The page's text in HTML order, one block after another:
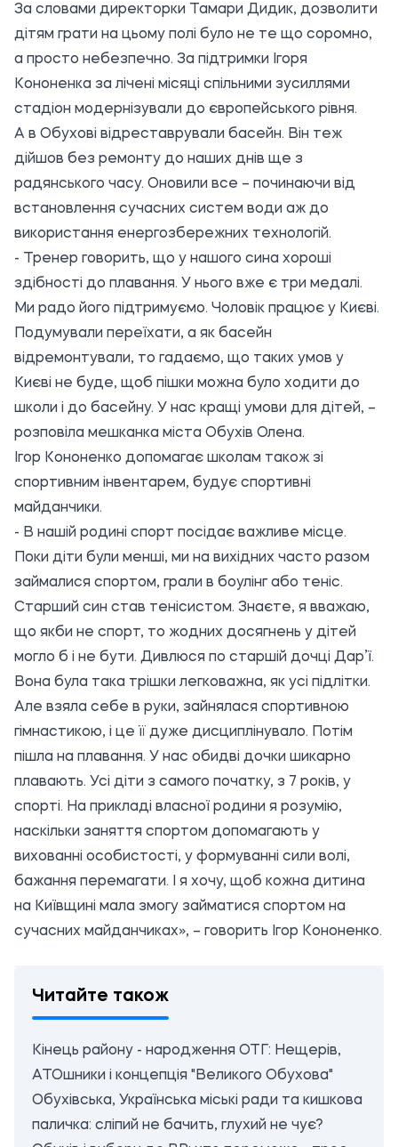
За словами директорки Тамари Дидик, дозволити
дітям грати на цьому полі було не те що соромно,
а просто небезпечно. За підтримки Ігоря
Кононенка за лічені місяці спільними зусиллями
стадіон модернізували до європейського рівня.
А в Обухові відреставрували басейн. Він теж
дійшов без ремонту до наших днів ще з
радянського часу. Оновили все – починаючи від
встановлення сучасних систем води аж до
використання енергозбережних технологій.
- Тренер говорить, що у нашого сина хороші
здібності до плавання. У нього вже є три медалі.
Ми радо його підтримуємо. Чоловік працює у Києві.
Подумували переїхати, а як басейн
відремонтували, то гадаємо, що таких умов у
Києві не буде, щоб пішки можна було ходити до
школи і до басейну. У нас кращі умови для дітей, –
розповіла мешканка міста Обухів Олена.
Ігор Кононенко допомагає школам також зі
спортивним інвентарем, будує спортивні
майданчики.
- В нашій родині спорт посідає важливе місце.
Поки діти були менші, ми на вихідних часто разом
займалися спортом, грали в боулінг або теніс.
Старший син став тенісистом. Знаєте, я вважаю,
що якби не спорт, то жодних досягнень у дітей
могло б і не бути. Дивлюся по старшій дочці Дар’ї.
Вона була така трішки легковажна, як усі підлітки.
Але взяла себе в руки, зайнялася спортивною
гімнастикою, і це її дуже дисциплінувало. Потім
пішла на плавання. У нас обидві дочки шикарно
плавають. Усі діти з самого початку, з 7 років, у
спорті. На прикладі власної родини я розумію,
наскільки заняття спортом допомагають у
вихованні особистості, у формуванні сили волі,
бажання перемагати. І я хочу, щоб кожна дитина
на Київщині мала змогу займатися спортом на
сучасних майданчиках», – говорить Ігор Кононенко.
Читайте також
Кінець району - народження ОТГ: Нещерів,
АТОшники і концепція "Великого Обухова"
Обухівська, Українська міські ради та кишкова
паличка: сліпий не бачить, глухий не чує?